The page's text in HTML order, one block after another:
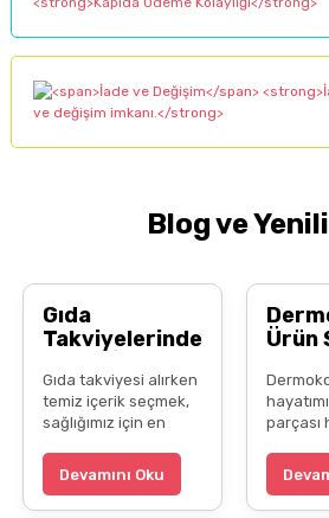
Blog ve
Gıda
Takviyelerinde
Neden Önemli?
Gıda takviyesi alırken
temiz içerik seçmek,
sağlığımız için en
Yapay katkı
maddelerinden uzak,
yerli ve boykotsuz
Devamını Oku
Ürün
parçası
Etiket